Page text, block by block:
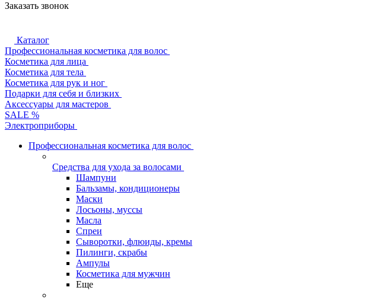
Заказать звонок
Каталог
Профессиональная косметика для волос
Косметика для лица
Косметика для тела
Косметика для рук и ног
Подарки для себя и близких
Аксессуары для мастеров
SALE %
Электроприборы
Профессиональная косметика для волос
Средства для ухода за волосами
Шампуни
Бальзамы, кондиционеры
Маски
Лосьоны, муссы
Масла
Спреи
Сыворотки, флюиды, кремы
Пилинги, скрабы
Ампулы
Косметика для мужчин
Еще